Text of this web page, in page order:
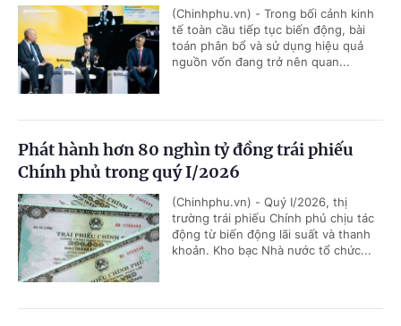
(Chinhphu.vn) - Trong bối cảnh kinh
tế toàn cầu tiếp tục biến động, bài
toán phân bổ và sử dụng hiệu quả
nguồn vốn đang trở nên quan...
Phát hành hơn 80 nghìn tỷ đồng trái phiếu
Chính phủ trong quý I/2026
(Chinhphu.vn) - Quý I/2026, thị
trường trái phiếu Chính phủ chịu tác
động từ biến động lãi suất và thanh
khoản. Kho bạc Nhà nước tổ chức...